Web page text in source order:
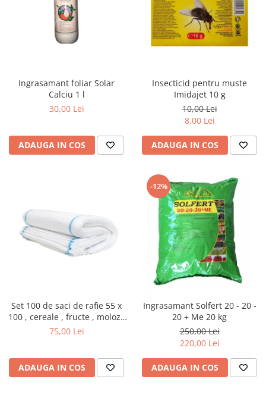
Ingrasamant foliar Solar
Calciu 1 l
30,00 Lei
ADAUGA IN COS
Insecticid pentru muste
Imidajet 10 g
10,00 Lei
8,00 Lei
ADAUGA IN COS
Set 100 de saci de rafie 55 x
100 , cereale , fructe , moloz ,
menaj si depozitare
75,00 Lei
ADAUGA IN COS
-12%
Ingrasamant Solfert 20 - 20 -
20 + Me 20 kg
250,00 Lei
220,00 Lei
ADAUGA IN COS